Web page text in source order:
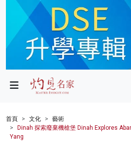
政局
財經
生活
首頁 文化
藝術
Dinah 探索廢棄機槍堡 Dinah Explores
Yang